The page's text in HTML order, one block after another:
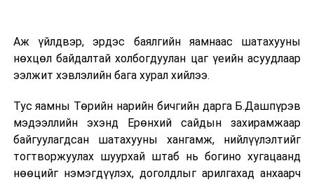
Аж үйлдвэр, эрдэс баялгийн яамнаас шатахууны
нөхцөл байдалтай холбогдуулан цаг үеийн асуудлаар
ээлжит хэвлэлийн бага хурал хийлээ.
Тус яамны Төрийн нарийн бичгийн дарга Б.Дашпүрэв
мэдээллийн эхэнд Ерөнхий сайдын захирамжаар
байгуулагдсан шатахууны хангамж, нийлүүлэлтийг
тогтворжуулах шуурхай штаб нь богино хугацаанд
нөөцийг нэмэгдүүлэх, доголдлыг арилгахад анхаарч